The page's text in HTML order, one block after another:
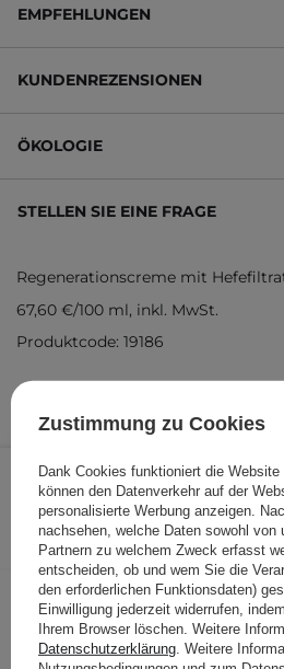
33,80 € / Stk.
IN
EMPFEHLUNGEN
KUNDENREZENSIONEN
ÖKOLOGIE
STELLEN SIE EINE FRAGE
Regenerationscreme mit
67,60 €/100 ml, inkl. MwSt.
Produktcode: 19186
Folgende
anderen
Zustimmung zu Cookies
Dank Cookies funktioniert die
können den Datenverkehr auf der
personalisierte Werbung anzeigen.
nachsehen, welche Daten sowohl von
Partnern zu welchem Zweck erfasst
entscheiden, ob und wem Sie die
den erforderlichen Funktionsdaten)
Einwilligung jederzeit widerrufen,
Ihrem Browser löschen. Weitere
Datenschutzerklärung . Weitere